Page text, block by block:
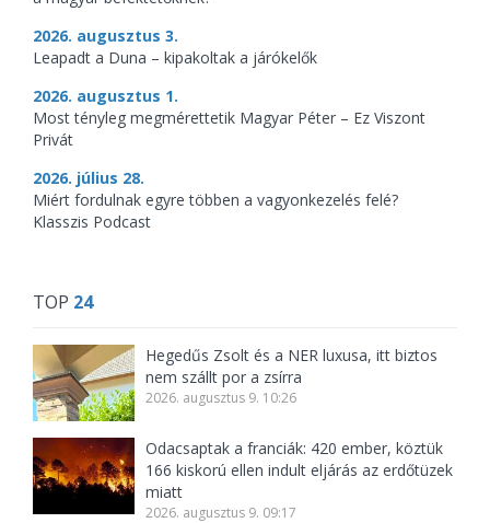
2026. augusztus 3.
Leapadt a Duna – kipakoltak a járókelők
2026. augusztus 1.
Most tényleg megmérettetik Magyar Péter – Ez Viszont
Privát
2026. július 28.
Miért fordulnak egyre többen a vagyonkezelés felé?
Klasszis Podcast
TOP 24
Hegedűs Zsolt és a NER luxusa, itt biztos
nem szállt por a zsírra
2026. augusztus 9. 10:26
Odacsaptak a franciák: 420 ember, köztük
166 kiskorú ellen indult eljárás az erdőtüzek
miatt
2026. augusztus 9. 09:17